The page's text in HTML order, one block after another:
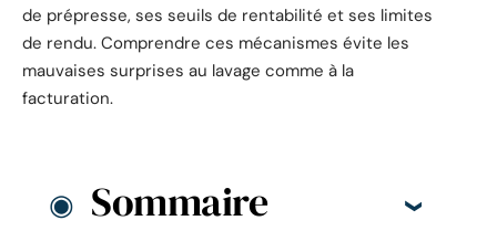
de prépresse, ses seuils de rentabilité et ses limites
de rendu. Comprendre ces mécanismes évite les
mauvaises surprises au lavage comme à la
facturation.
Sommaire